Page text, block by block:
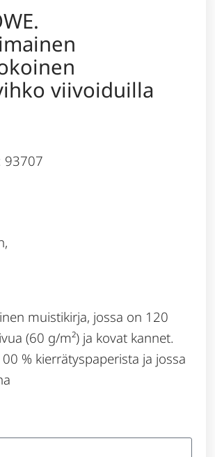
viivoiduilla
93707
muistikirja, jossa on 120
(60 g/m²) ja kovat kannet.
% kierrätyspaperista ja jossa